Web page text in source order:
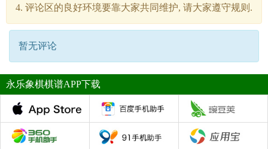
4. 评论区的良好环境要靠大家共同维护, 请大家遵守规则.
暂无评论
永乐象棋棋谱APP下载